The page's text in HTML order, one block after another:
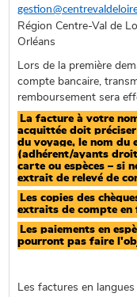
Région Centre-Val de
Orléans
Lors de la première
compte bancaire,
remboursement sera
La facture à votre
acquittée doit
du voyage, le nom du
(adhérent/ayants
carte ou espèces – si
extrait de relevé de
Les copies des
extraits de compte en
Les paiements en
pourront pas faire
Les factures en